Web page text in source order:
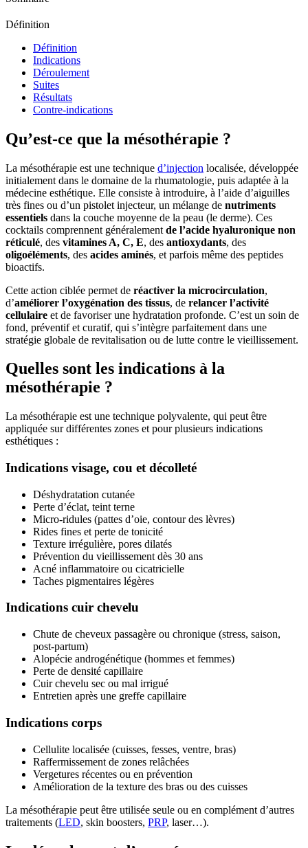
Définition
Définition
Indications
Déroulement
Suites
Résultats
Contre-indications
Qu’est-ce que la mésothérapie ?
La mésothérapie est une technique d’injection localisée, développée
initialement dans le domaine de la rhumatologie, puis adaptée à la
médecine esthétique. Elle consiste à introduire, à l’aide d’aiguilles
très fines ou d’un pistolet injecteur, un mélange de nutriments
essentiels dans la couche moyenne de la peau (le derme). Ces
cocktails comprennent généralement de l’acide hyaluronique non
réticulé, des vitamines A, C, E, des antioxydants, des
oligoéléments, des acides aminés, et parfois même des peptides
bioactifs.
Cette action ciblée permet de réactiver la microcirculation,
d’améliorer l’oxygénation des tissus, de relancer l’activité
cellulaire et de favoriser une hydratation profonde. C’est un soin de
fond, préventif et curatif, qui s’intègre parfaitement dans une
stratégie globale de revitalisation ou de lutte contre le vieillissement.
Quelles sont les indications à la
mésothérapie ?
La mésothérapie est une technique polyvalente, qui peut être
appliquée sur différentes zones et pour plusieurs indications
esthétiques :
Indications visage, cou et décolleté
Déshydratation cutanée
Perte d’éclat, teint terne
Micro-ridules (pattes d’oie, contour des lèvres)
Rides fines et perte de tonicité
Texture irrégulière, pores dilatés
Prévention du vieillissement dès 30 ans
Acné inflammatoire ou cicatricielle
Taches pigmentaires légères
Indications cuir chevelu
Chute de cheveux passagère ou chronique (stress, saison,
post-partum)
Alopécie androgénétique (hommes et femmes)
Perte de densité capillaire
Cuir chevelu sec ou mal irrigué
Entretien après une greffe capillaire
Indications corps
Cellulite localisée (cuisses, fesses, ventre, bras)
Raffermissement de zones relâchées
Vergetures récentes ou en prévention
Amélioration de la texture des bras ou des cuisses
La mésothérapie peut être utilisée seule ou en complément d’autres
traitements (LED, skin boosters, PRP, laser…).